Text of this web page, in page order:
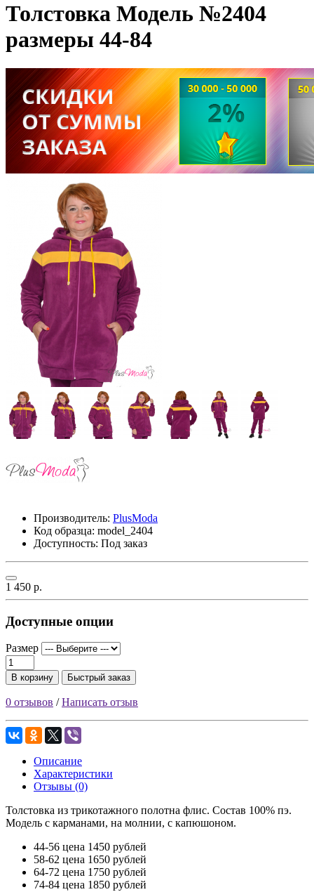
Толстовка Модель №2404
размеры 44-84
Производитель: PlusModa
Код образца: model_2404
Доступность: Под заказ
1 450 р.
Доступные опции
Размер
В корзину Быстрый заказ
0 отзывов /Написать отзыв
Описание
Характеристики
Отзывы (0)
Толстовка из трикотажного полотна флис. Состав 100% пэ.
Модель с карманами, на молнии, с капюшоном.
44-56 цена 1450 рублей
58-62 цена 1650 рублей
64-72 цена 1750 рублей
74-84 цена 1850 рублей